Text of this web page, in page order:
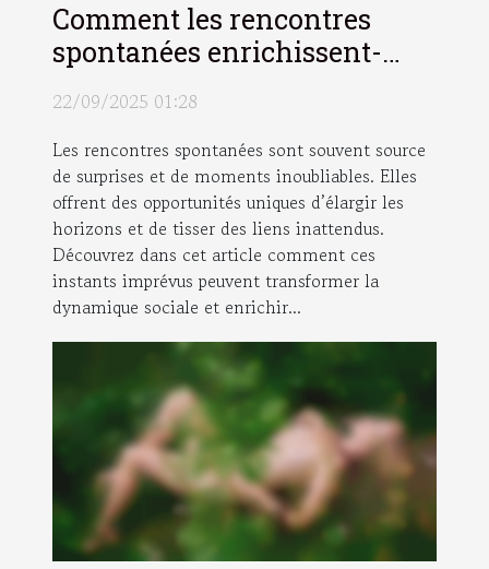
Comment les rencontres
spontanées enrichissent-
elles la vie sociale ?
22/09/2025 01:28
Les rencontres spontanées sont souvent source
de surprises et de moments inoubliables. Elles
offrent des opportunités uniques d’élargir les
horizons et de tisser des liens inattendus.
Découvrez dans cet article comment ces
instants imprévus peuvent transformer la
dynamique sociale et enrichir...